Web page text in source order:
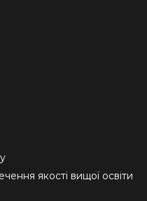
якості вищої освіти